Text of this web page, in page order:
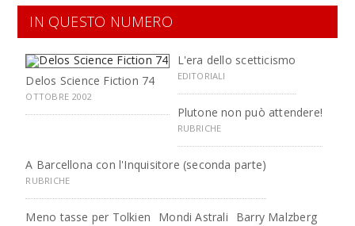
IN QUESTO NUMERO
Delos Science Fiction 74
OTTOBRE 2002
L'era dello scetticismo
EDITORIALI
Plutone non può attendere!
RUBRICHE
A Barcellona con l'Inquisitore (seconda parte)
RUBRICHE
Meno tasse per Tolkien Mondi Astrali Barry Malzberg